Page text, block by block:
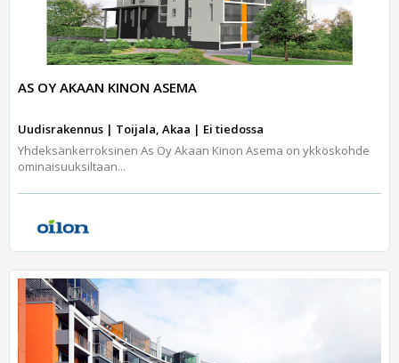
AS OY AKAAN KINON ASEMA
Uudisrakennus | Toijala, Akaa | Ei tiedossa
Yhdeksänkerroksinen As Oy Akaan Kinon Asema on ykköskohde
ominaisuuksiltaan...